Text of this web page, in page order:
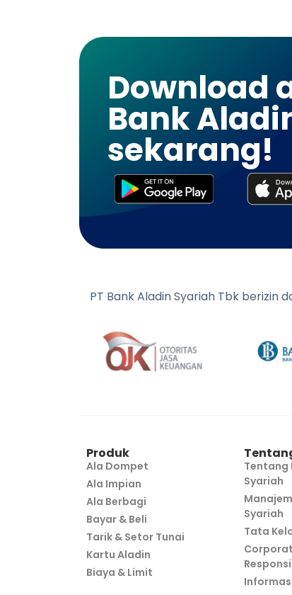
Download
Bank
sekarang!
PT Bank Aladin Syariah Tbk berizin
Produk
Ala Dompet
Ala Impian
Ala Berbagi
Bayar & Beli
Tarik & Setor Tunai
Kartu Aladin
Biaya & Limit
Tentang
Syariah
Syariah
Tata